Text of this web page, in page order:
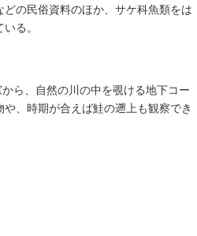
の民俗資料のほか、サケ科魚類をは
る。
ら、自然の川の中を覗ける地下コー
、時期が合えば鮭の遡上も観察でき